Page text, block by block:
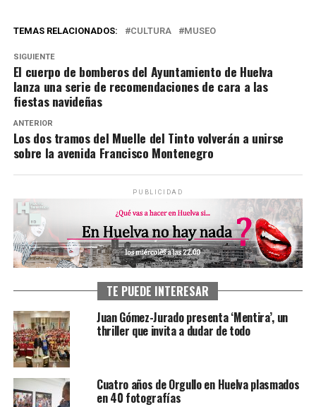
TEMAS RELACIONADOS: CULTURA MUSEO
SIGUIENTE
El cuerpo de bomberos del Ayuntamiento de Huelva
lanza una serie de recomendaciones de cara a las
fiestas navideñas
ANTERIOR
Los dos tramos del Muelle del Tinto volverán a unirse
sobre la avenida Francisco Montenegro
PUBLICIDAD
TE PUEDE INTERESAR
Juan Gómez-Jurado presenta ‘Mentira’, un
thriller que invita a dudar de todo
Cuatro años de Orgullo en Huelva plasmados
en 40 fotografías